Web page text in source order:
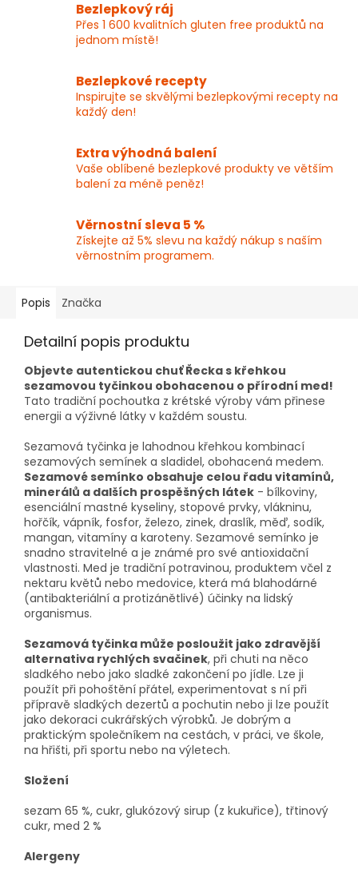
Bezlepkový ráj
Přes 1 600 kvalitních gluten free produktů na
jednom místě!
Bezlepkové recepty
Inspirujte se skvělými bezlepkovými recepty na
každý den!
Extra výhodná balení
Vaše oblíbené bezlepkové produkty ve větším
balení za méně peněz!
Věrnostní sleva 5 %
Získejte až 5% slevu na každý nákup s naším
věrnostním programem.
Popis Značka
Detailní popis produktu
Objevte autentickou chuť Řecka s křehkou
sezamovou tyčinkou obohacenou o přírodní med!
Tato tradiční pochoutka z krétské výroby vám přinese
energii a výživné látky v každém soustu.
Sezamová tyčinka je lahodnou křehkou kombinací
sezamových semínek a sladidel, obohacená medem.
Sezamové semínko obsahuje celou řadu vitamínů,
minerálů a dalších prospěšných látek - bílkoviny,
esenciální mastné kyseliny, stopové prvky, vlákninu,
hořčík, vápník, fosfor, železo, zinek, draslík, měď, sodík,
mangan, vitamíny a karoteny. Sezamové semínko je
snadno stravitelné a je známé pro své antioxidační
vlastnosti. Med je tradiční potravinou, produktem včel z
nektaru květů nebo medovice, která má blahodárné
(antibakteriální a protizánětlivé) účinky na lidský
organismus.
Sezamová tyčinka může posloužit jako zdravější
alternativa rychlých svačinek, při chuti na něco
sladkého nebo jako sladké zakončení po jídle. Lze ji
použít při pohoštění přátel, experimentovat s ní při
přípravě sladkých dezertů a pochutin nebo ji lze použít
jako dekoraci cukrářských výrobků. Je dobrým a
praktickým společníkem na cestách, v práci, ve škole,
na hřišti, při sportu nebo na výletech.
Složení
sezam 65 %, cukr, glukózový sirup (z kukuřice), třtinový
cukr, med 2 %
Alergeny